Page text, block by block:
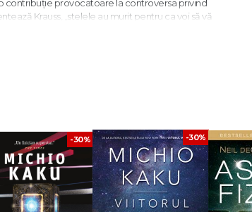
contribuţie provocatoare la controversa privind
Krauss, „stelele au murit pentru ca voi să vă
deţinând şi postul de director al Proiectului
-30% -30%